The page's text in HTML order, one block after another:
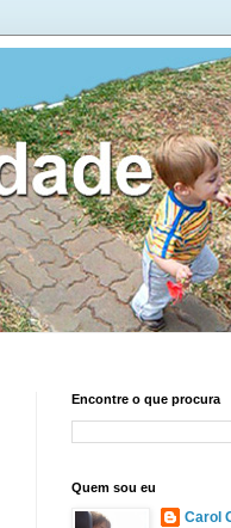
Encontre o que procura
Quem sou eu
Carol